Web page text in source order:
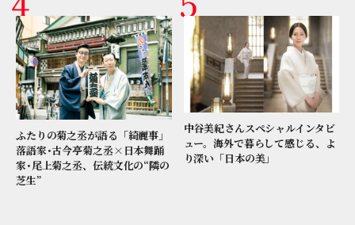
ふたりの菊之丞が語る「綺麗事」
落語家･古今亭菊之丞×日本舞踊
家･尾上菊之丞、伝統文化の“隣の
芝生”
中谷美紀さんスペシャルインタビ
ュー。海外で暮らして感じる、よ
り深い「日本の美」